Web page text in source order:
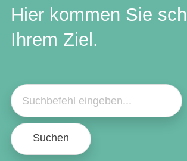
Hier kommen Sie
Ihrem Ziel.
Suchen